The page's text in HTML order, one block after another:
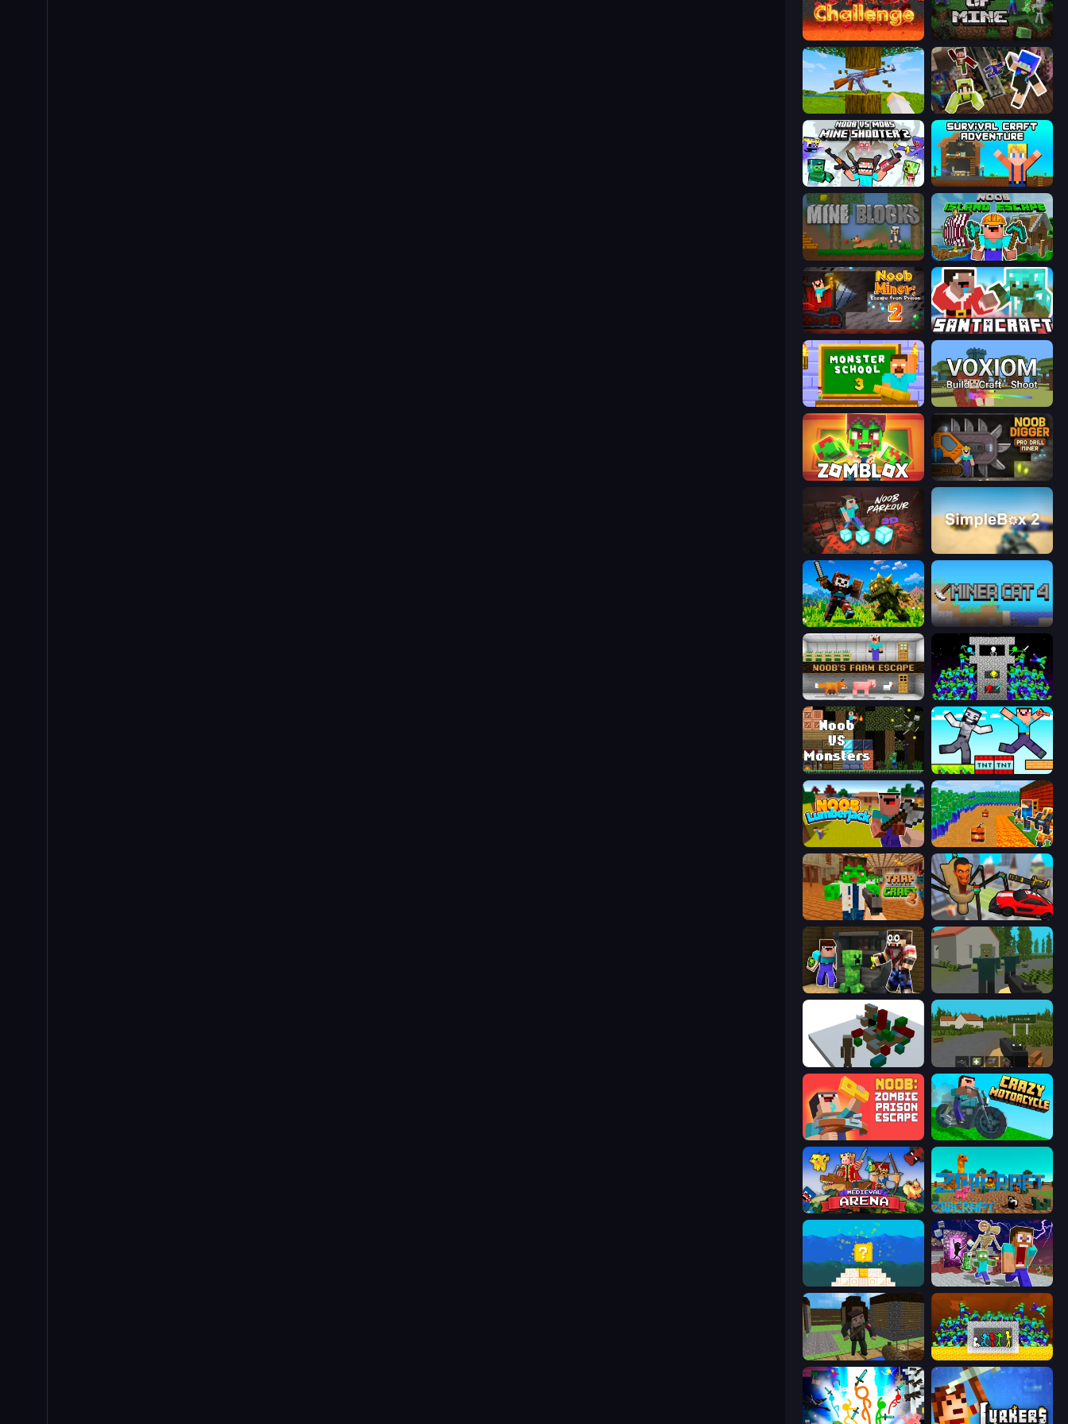
Pixel Mine Challenge War of Mine
Mine Shooter 3D Only Up Craft
Mine Shooter 2: Noob vs Mobs Survival Craft Adventure
Mine Blocks Noob: Island Escape
Noob Miner 2: Escape From Prison SantaCraft
Monster School 3 Voxiom.io
Zomblox Noob Digger: Pro Drill Miner
Noob Parkour 3D
CraftSlayer: Apocalypse Miner Cat 4
Noob's Farm Escape Stick Epic Fighter
Noob VS Monsters Noob Gigachad: Parkour Tricks Challenge
Idle Noob Lumberjack Noob Tower Defense
Trap Craft 2 Cars vs Skibidi Toilet
Noob Trolls Pro
Craft Destroy ZombieCraft.io
Crazy Motorcycle
Medieval Arena ZooCraft
Monster School Herobrine Siren Head
Block Pixel Gun Apocalypse 3 Stick Fighter vs Zombies